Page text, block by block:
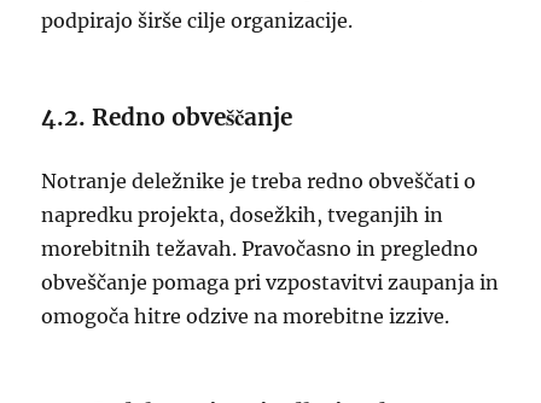
podpirajo širše cilje organizacije.
4.2. Redno obveščanje
Notranje deležnike je treba redno obveščati o
napredku projekta, dosežkih, tveganjih in
morebitnih težavah. Pravočasno in pregledno
obveščanje pomaga pri vzpostavitvi zaupanja in
omogoča hitre odzive na morebitne izzive.